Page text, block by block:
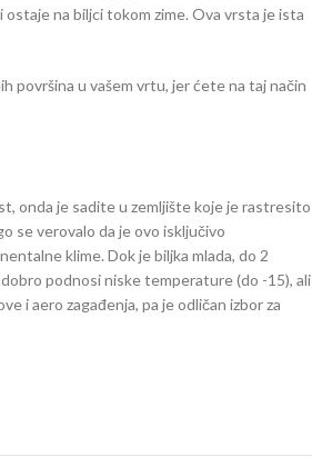
ostaje na biljci tokom zime. Ova vrsta je ista
površina u vašem vrtu, jer ćete na taj način
onda je sadite u zemljište koje je rastresito
se verovalo da je ovo isključivo
klime. Dok je biljka mlada, do 2
podnosi niske temperature (do -15), ali
i aero zagađenja, pa je odličan izbor za